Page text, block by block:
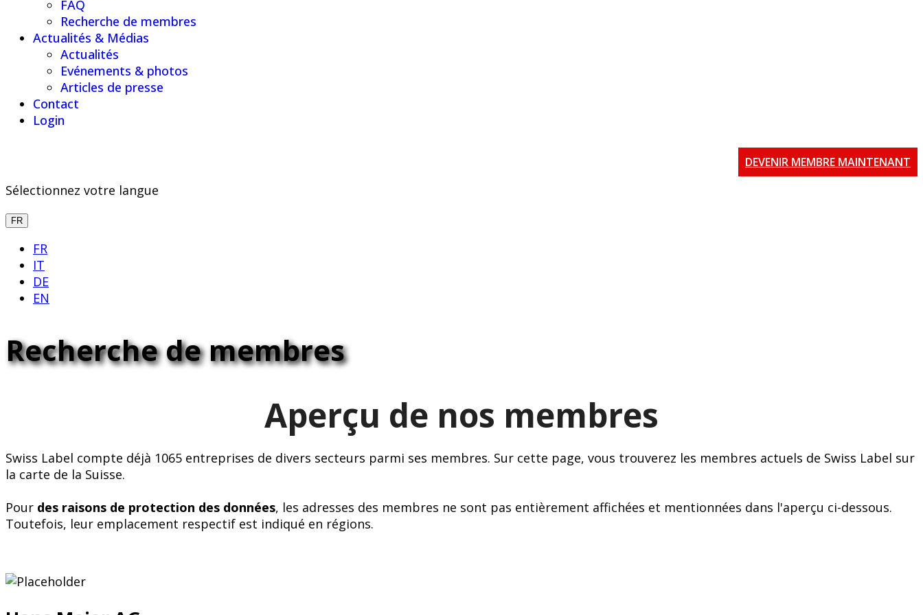
FAQ
Recherche de membres
Actualités & Médias
Actualités
Evénements & photos
Articles de presse
Contact
Login
DEVENIR MEMBRE MAINTENANT
Sélectionnez votre langue
FR
FR
IT
DE
EN
Recherche de membres
Aperçu de nos membres
Swiss Label compte déjà 1065 entreprises de divers secteurs parmi ses membres. Sur cette page, vous trouverez les membres actuels de Swiss Label sur
la carte de la Suisse.
Pour des raisons de protection des données, les adresses des membres ne sont pas entièrement affichées et mentionnées dans l'aperçu ci-dessous.
Toutefois, leur emplacement respectif est indiqué en régions.